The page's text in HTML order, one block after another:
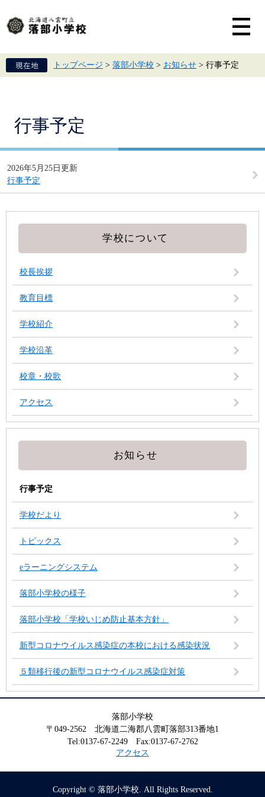
ジ
頭
で
す。
ュ
飛
ば
し
トップページ > 落部小学校 > お知らせ > 行事予定
行事予定
2026年5月25日更新
行事予定
学校について
校長挨拶
教育目標
学校紹介
学校沿革
校章・校歌
アクセス
お知らせ
行事予定
学校だより
トピックス
eラーニングシステム
落部小学校の様子
落部小学校「学校いじめ防止基本方針」
新型コロナウイルス感染症の本校における感染状況
５類移行後の新型コロナウイルス感染症対策
落部小学校
〒049-2562 北海道二海郡八雲町落部313番地1
Tel:0137-67-2249 Fax:0137-67-2762
アクセス
Copyright © 落部小学校. All Rights Reserved.